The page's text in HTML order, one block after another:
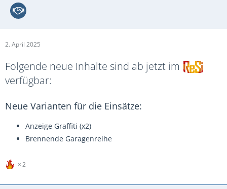
2. April 2025
Folgende neue Inhalte sind ab jetzt im
verfügbar:
Neue Varianten für die Einsätze:
Anzeige Graffiti (x2)
Brennende Garagenreihe
2